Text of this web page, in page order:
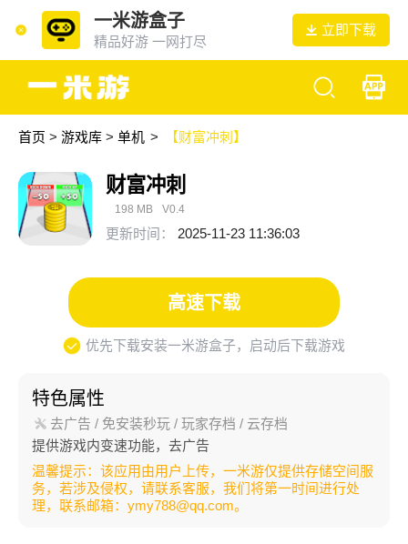
一米游盒子
精品好游 一网打尽
立即下载
首页 > 游戏库> 单机 > 【财富冲刺】
财富冲刺
198 MB V0.4
更新时间： 2025-11-23 11:36:03
高速下载
优先下载安装一米游盒子，启动后下载游戏
特色属性
去广告 / 免安装秒玩 / 玩家存档 / 云存档
提供游戏内变速功能，去广告
温馨提示：该应用由用户上传，一米游仅提供存储空间服
务，若涉及侵权，请联系客服，我们将第一时间进行处
理，联系邮箱：ymy788@qq.com。